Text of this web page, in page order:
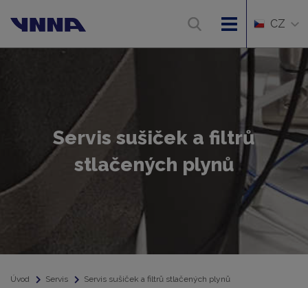
CZ
Servis sušiček a filtrů
stlačených plynů
Úvod Servis Servis sušiček a filtrů stlačených plynů